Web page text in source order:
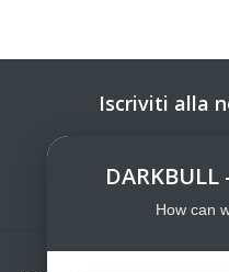
Iscriviti alla
How can